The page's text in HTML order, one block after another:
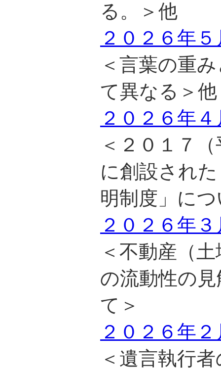
る。＞他
２０２６年
＜言葉の重
て異なる＞他
２０２６年
＜２０１７
に創設され
明制度」に
２０２６年
＜不動産（
の流動性の
て＞
２０２６年
＜遺言執行